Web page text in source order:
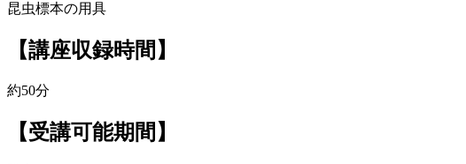
昆虫標本の用具
【講座収録時間】
約50分
【受講可能期間】